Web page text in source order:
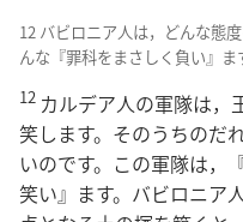
12 バビロニア人は，どんな態
んな『罪科をまさしく負い』ま
12 カルデア人の軍隊は，
笑します。そのうちのだ
いのです。この軍隊は，
笑い』ます。バビロニア